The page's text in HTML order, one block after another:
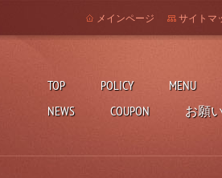
TOP POLICY MENU
NEWS
COUPON お願
メインページ サイトマ